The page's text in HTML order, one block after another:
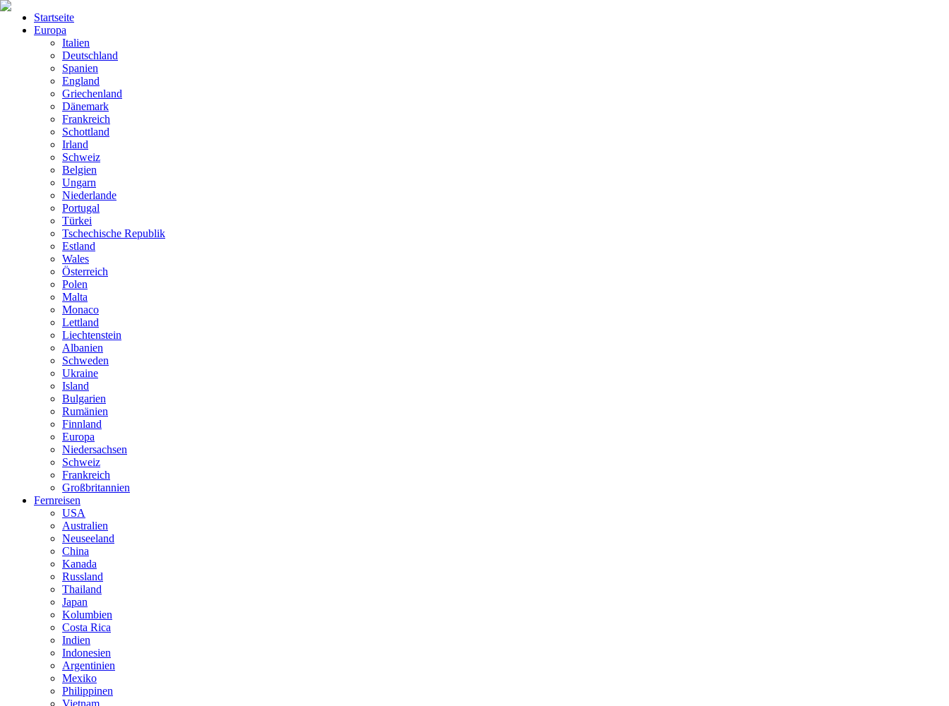
Startseite
Europa
Italien
Deutschland
Spanien
England
Griechenland
Dänemark
Frankreich
Schottland
Irland
Schweiz
Belgien
Ungarn
Niederlande
Portugal
Türkei
Tschechische Republik
Estland
Wales
Österreich
Polen
Malta
Monaco
Lettland
Liechtenstein
Albanien
Schweden
Ukraine
Island
Bulgarien
Rumänien
Finnland
Europa
Niedersachsen
Schweiz
Frankreich
Großbritannien
Fernreisen
USA
Australien
Neuseeland
China
Kanada
Russland
Thailand
Japan
Kolumbien
Costa Rica
Indien
Indonesien
Argentinien
Mexiko
Philippinen
Vietnam